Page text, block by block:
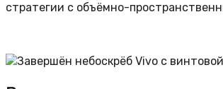
стратегии с объёмно-